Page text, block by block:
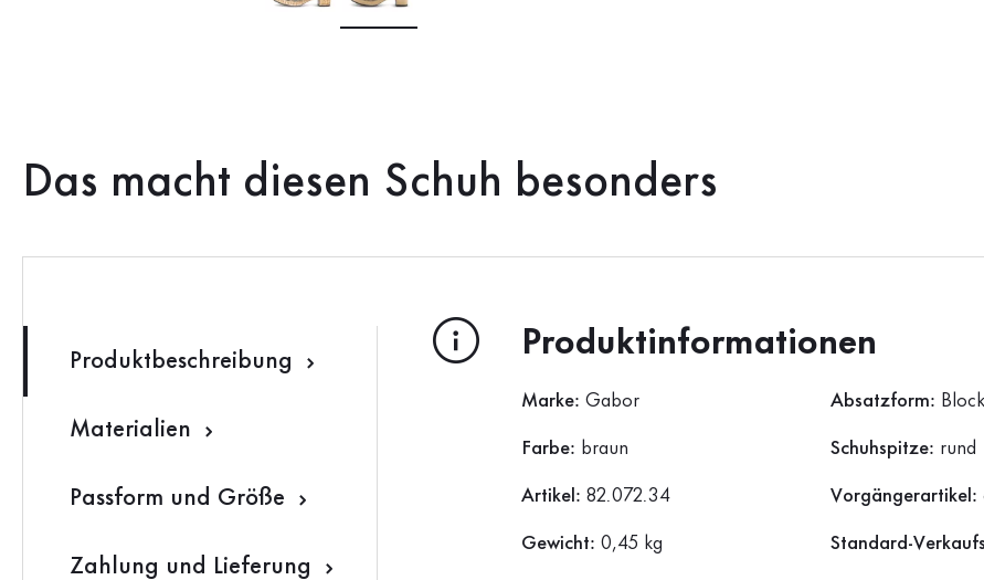
Das macht diesen Schuh besonders
Produktbeschreibung
Materialien
Passform und Größe
Zahlung und Lieferung
Produktinformationen
Marke: Gabor Absatzform:
Farbe: braun Schuhspitze: rund
Artikel: 82.072.34 Vorgängerartikel:
Gewicht: 0,45 kg Standard-